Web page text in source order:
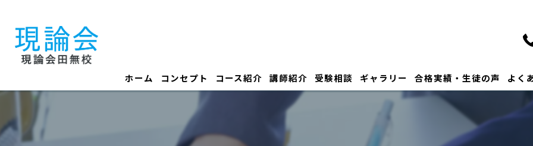
ホーム コンセプト コース紹介 講師紹介 受験相談 ギャラリー 合格実績・生徒の声 よく